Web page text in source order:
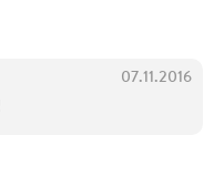
07.11.2016